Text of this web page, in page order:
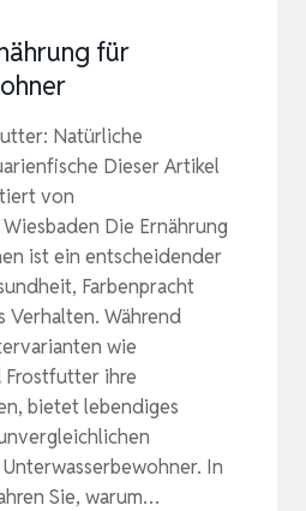
für
Natürliche
Dieser Artikel
von
Die Ernährung
ist ein entscheidender
Farbenpracht
Verhalten. Während
wie
ihre
bietet lebendiges
In
Sie, warum…